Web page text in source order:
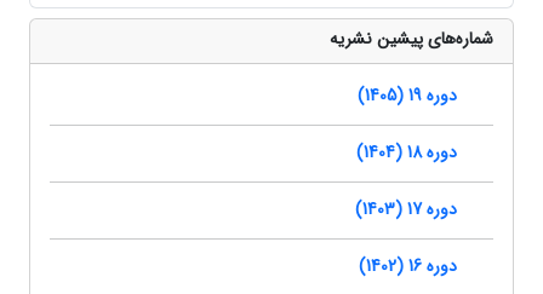
شماره‌های پیشین نشریه
دوره 19 (1405)
دوره 18 (1404)
دوره 17 (1403)
دوره 16 (1402)